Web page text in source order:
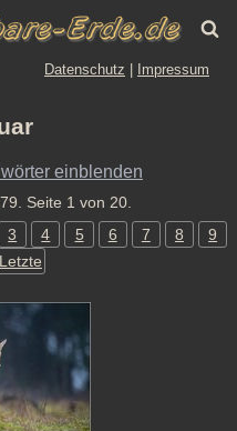
Datenschutz Impressum
einblenden
Seite 1 von 20.
3 4 5 6 7 8
9
Letzte